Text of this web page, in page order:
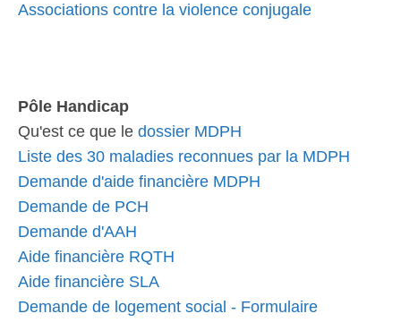
Associations contre la violence conjugale
Pôle Handicap
Qu'est ce que le dossier MDPH
Liste des 30 maladies reconnues par la MDPH
Demande d'aide financière MDPH
Demande de PCH
Demande d'AAH
Aide financière RQTH
Aide financière SLA
Demande de logement social - Formulaire